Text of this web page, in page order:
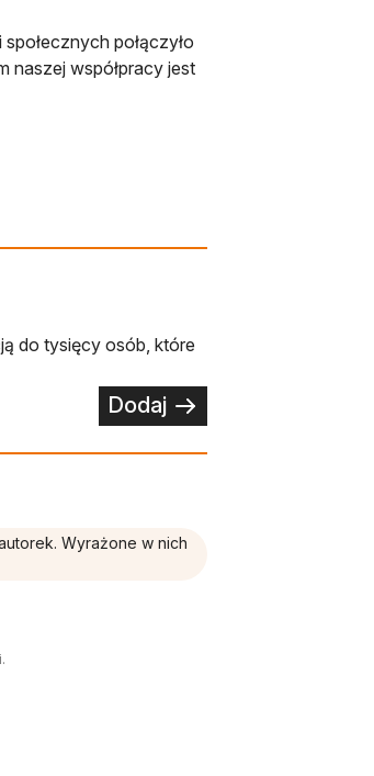
połączyło
naszej współpracy jest
do tysięcy osób, które
Dodaj
Wyrażone w nich